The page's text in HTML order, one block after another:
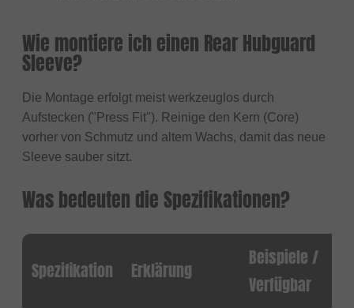
Wie montiere ich einen Rear Hubguard
Sleeve?
Die Montage erfolgt meist werkzeuglos durch
Aufstecken ("Press Fit"). Reinige den Kern (Core)
vorher von Schmutz und altem Wachs, damit das neue
Sleeve sauber sitzt.
Was bedeuten die Spezifikationen?
Spezifikation Erklärung
Beispiele /
Verfügbar